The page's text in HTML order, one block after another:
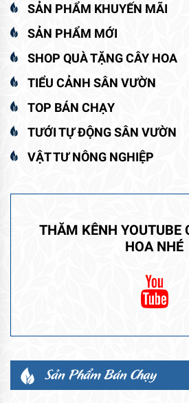
SẢN PHẨM KHUYẾN MÃI
SẢN PHẨM MỚI
SHOP QUÀ TẶNG CÂY HOA
TIỂU CẢNH SÂN VƯỜN
TOP BÁN CHẠY
TƯỚI TỰ ĐỘNG SÂN VƯỜN
VẬT TƯ NÔNG NGHIỆP
THĂM KÊNH YOUTUBE
HOA NHÉ
Sản Phẩm Bán Chạy